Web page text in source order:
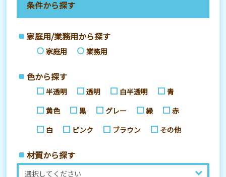
条件から探す
家庭用/業務用から探す
家庭用 業務用
色から探す
半透明 透明 白半透明
青
黄色
黒 グレー 緑
赤
白
ピンク ブラウン その他
材質から探す